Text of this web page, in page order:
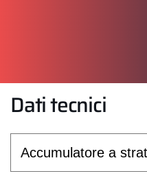
Dati tecnici